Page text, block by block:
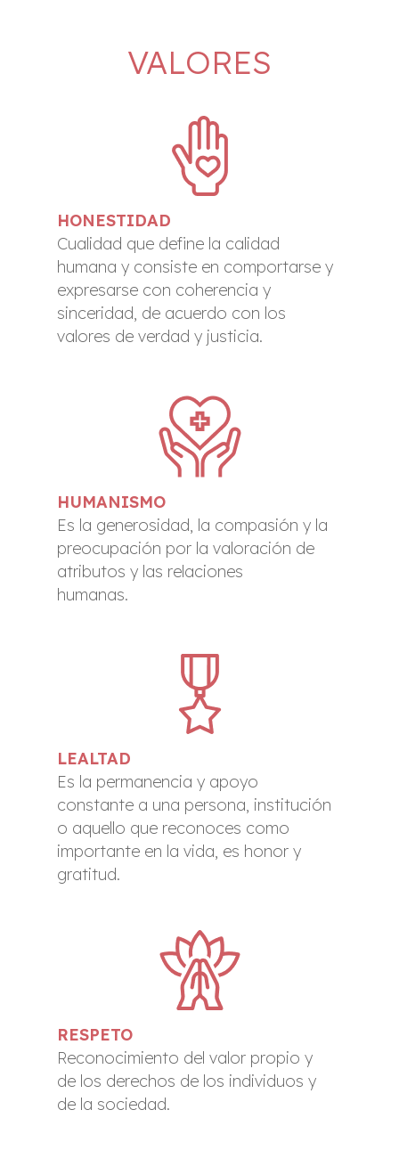
VALORES
HONESTIDAD
Cualidad que define la calidad
humana y consiste en comportarse y
expresarse con coherencia y
sinceridad, de acuerdo con los
valores de verdad y justicia.
HUMANISMO
Es la generosidad, la compasión y la
preocupación por la valoración de
atributos y las relaciones
humanas.
LEALTAD
Es la permanencia y apoyo
constante a una persona, institución
o aquello que reconoces como
importante en la vida, es honor y
gratitud.
RESPETO
Reconocimiento del valor propio y
de los derechos de los individuos y
de la sociedad.